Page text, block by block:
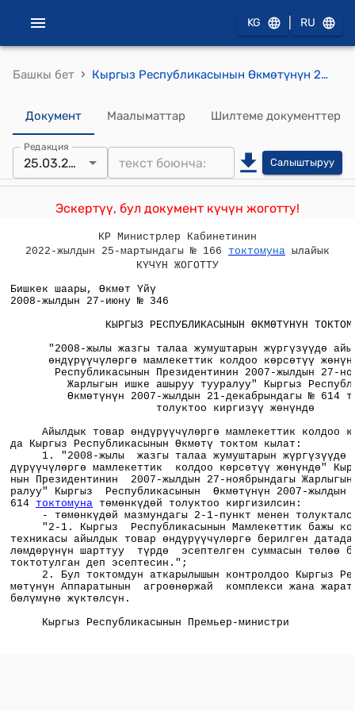
KG RU
Башкы бет › Кыргыз Республикасынын Өкмөтүнүн 2008-жылдын 27-июнундагы №346 "2008-жылы жазгы талаа жумуштарын жүргүзүүдө айылдык товар өндүрүүчүлөргө мамлекеттик колдоо көрсөтүү жөнүндө" Кыргыз Республикасынын Президентинин 2007-жылдын 27-ноябрындагы Жарлыгын ишке ашыруу тууралуу" Кыргыз Республикасынын Өкмөтүнүн 2007-жылдын 21-декабрындагы № 614 токтомуна толуктоо киргизүү жөнүндө"токтому
Документ Маалыматтар Шилтеме документтер
Редакция
25.03.2022 Салыштыруу
Эскертүү, бул документ күчүн жоготту!